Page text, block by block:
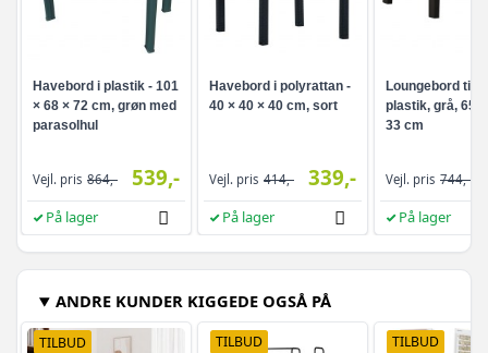
Havebord i plastik - 101
× 68 × 72 cm, grøn med
parasolhul
Vejl. pris 864,- 539,-
På lager
Havebord i polyrattan -
40 × 40 × 40 cm, sort
Vejl. pris 414,- 339,-
På lager
Loungebord til
plastik, grå, 65 ×
33 cm
Vejl. pris 744,-
På lager
ANDRE KUNDER KIGGEDE OGSÅ PÅ
TILBUD TILBUD TILBUD